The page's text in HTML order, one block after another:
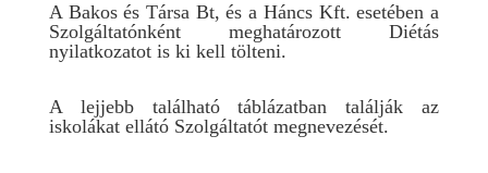
A Bakos és Társa Bt, és a Háncs Kft. esetében a
Szolgáltatónként meghatározott Diétás
nyilatkozatot is ki kell tölteni.
A lejjebb található táblázatban találják az
iskolákat ellátó Szolgáltatót megnevezését.